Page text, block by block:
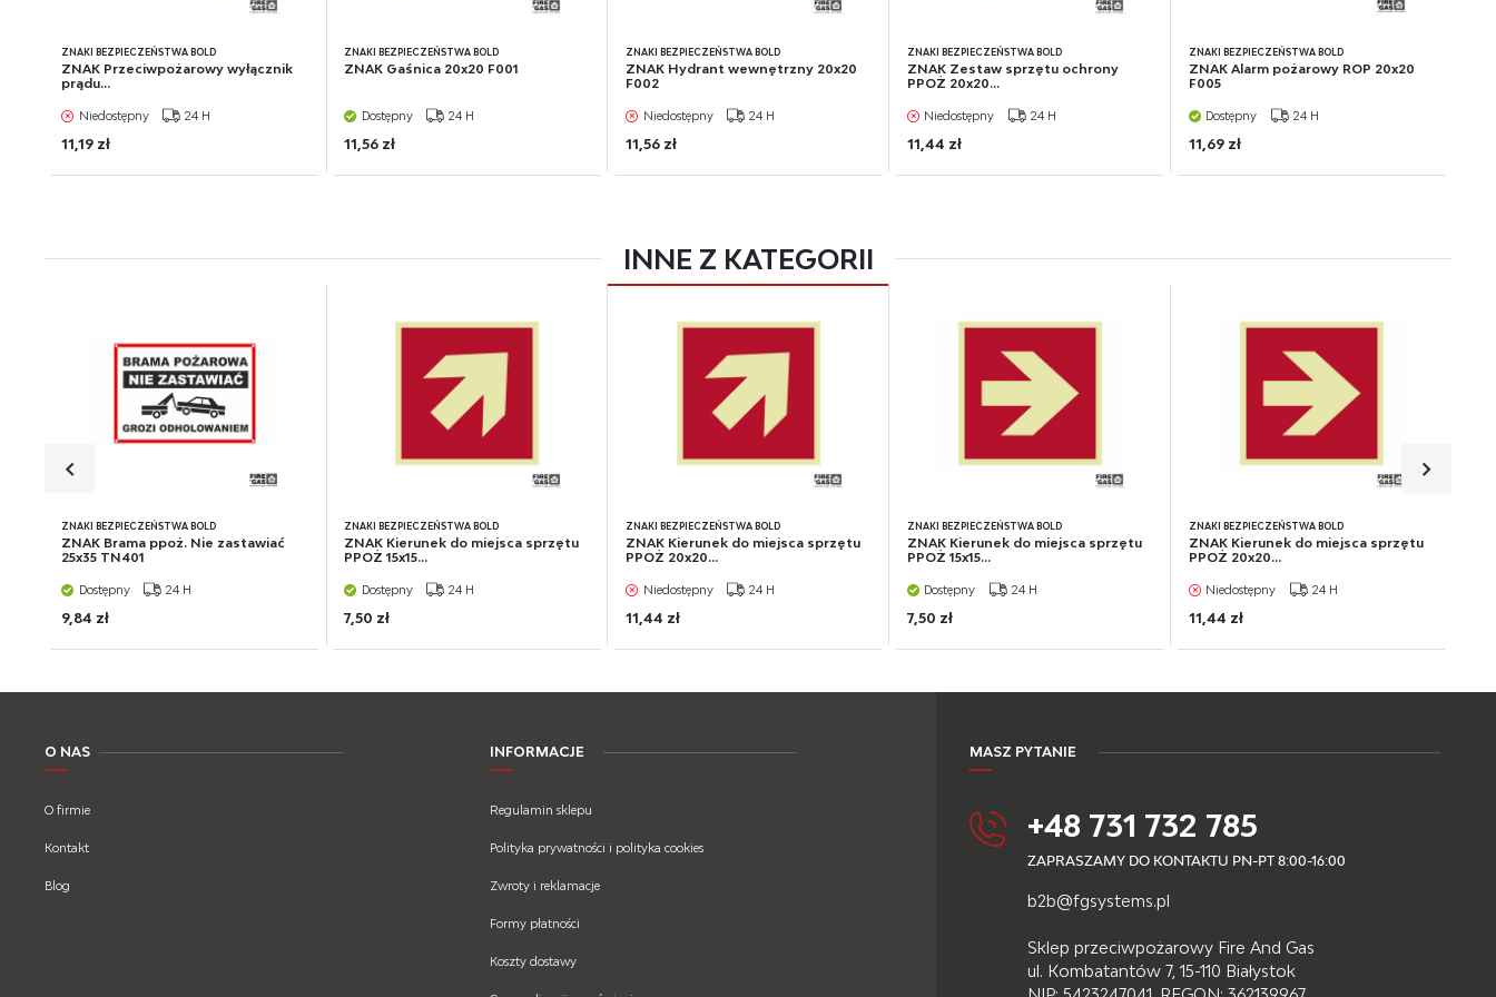
ZNAKI BEZPIECZEŃSTWA BOLD
ZNAK Przeciwpożarowy wyłącznik
prądu...
Niedostępny 24 H
11,19 zł
ZNAKI BEZPIECZEŃSTWA BOLD
ZNAK Gaśnica 20x20 F001
Dostępny 24 H
11,56 zł
ZNAKI BEZPIECZEŃSTWA BOLD
ZNAK Hydrant wewnętrzny 20x20
F002
Niedostępny 24 H
11,56 zł
ZNAKI BEZPIECZEŃSTWA BOLD
ZNAK Zestaw sprzętu ochrony
PPOŻ 20x20...
Niedostępny 24 H
11,44 zł
ZNAKI BEZPIECZEŃSTWA BOLD
ZNAK Alarm pożarowy ROP 20x20
F005
Dostępny 24 H
11,69 zł
INNE Z KATEGORII
ZNAKI BEZPIECZEŃSTWA BOLD
ZNAK Brama ppoż. Nie zastawiać
25x35 TN401
Dostępny 24 H
9,84 zł
ZNAKI BEZPIECZEŃSTWA BOLD
ZNAK Kierunek do miejsca sprzętu
PPOŻ 15x15...
Dostępny 24 H
7,50 zł
ZNAKI BEZPIECZEŃSTWA BOLD
ZNAK Kierunek do miejsca sprzętu
PPOŻ 20x20...
Niedostępny 24 H
11,44 zł
ZNAKI BEZPIECZEŃSTWA BOLD
ZNAK Kierunek do miejsca sprzętu
PPOŻ 15x15...
Dostępny 24 H
7,50 zł
ZNAKI BEZPIECZEŃSTWA BOLD
ZNAK Kierunek do miejsca sprzętu
PPOŻ 20x20...
Niedostępny 24 H
11,44 zł
O NAS
O firmie
Kontakt
Blog
INFORMACJE
Regulamin sklepu
Polityka prywatności i polityka cookies
Zwroty i reklamacje
Formy płatności
Koszty dostawy
MASZ PYTANIE
+48 731 732 785
ZAPRASZAMY DO KONTAKTU PN-PT 8:00-16:00
b2b@fgsystems.pl
Sklep przeciwpożarowy Fire And Gas
ul. Kombatantów 7, 15-110 Białystok